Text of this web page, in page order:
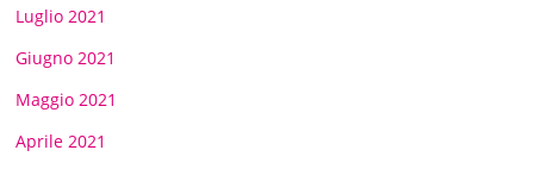
Luglio 2021
Giugno 2021
Maggio 2021
Aprile 2021